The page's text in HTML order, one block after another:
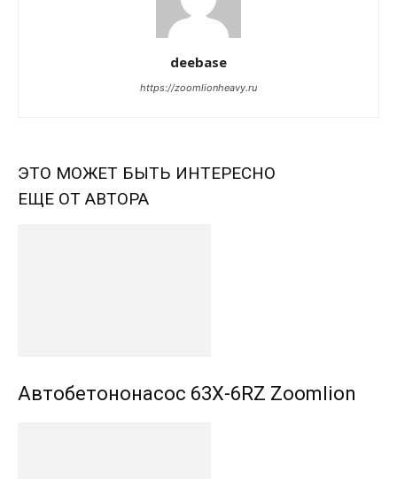
deebase
https://zoomlionheavy.ru
ЭТО МОЖЕТ БЫТЬ ИНТЕРЕСНО
ЕЩЕ ОТ АВТОРА
Автобетононасос 63X-6RZ Zoomlion